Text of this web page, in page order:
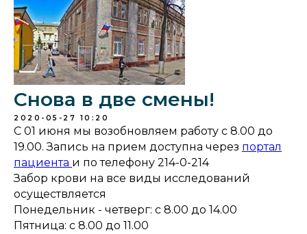
Снова в две смены!
2020-05-27 10:20
C 01 июня мы возобновляем работу с 8.00 до
19.00. Запись на прием доступна через портал
пациента и по телефону 214-0-214
Забор крови на все виды исследований
осуществляется
Понедельник - четверг: с 8.00 до 14.00
Пятница: с 8.00 до 11.00